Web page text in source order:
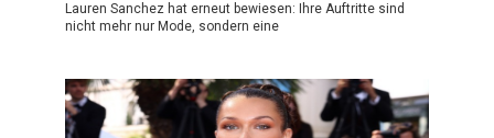
Lauren Sanchez hat erneut bewiesen: Ihre Auftritte sind
nicht mehr nur Mode, sondern eine